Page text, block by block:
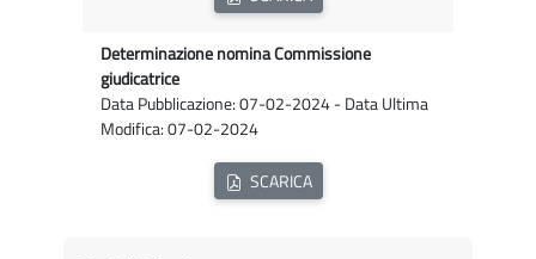
Determinazione nomina Commissione
giudicatrice
Data Pubblicazione: 07-02-2024 - Data Ultima
Modifica: 07-02-2024
SCARICA